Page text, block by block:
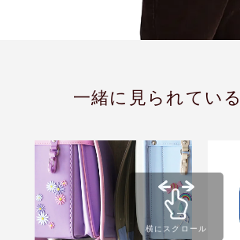
一緒に見られてい
横にスクロール